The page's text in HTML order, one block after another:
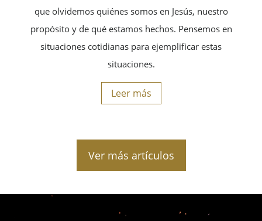
que olvidemos quiénes somos en Jesús, nuestro
propósito y de qué estamos hechos. Pensemos en
situaciones cotidianas para ejemplificar estas
situaciones.
Leer más
Ver más artículos